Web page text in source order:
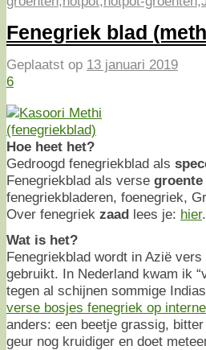
Fenegriek blad
Geplaatst op 13 januari 2019
6
Hoe heet het?
Gedroogd fenegriekblad als
Fenegriekblad als verse groente
fenegriekbladeren, foenegriek,
Over fenegriek zaad lees je: hier.
Wat is het?
Fenegriekblad wordt in Azië
gebruikt. In Nederland kwam ik
tegen al schijnen sommige
verse bosjes fenegriek op
anders: een beetje grassig,
geur nog kruidiger en doet